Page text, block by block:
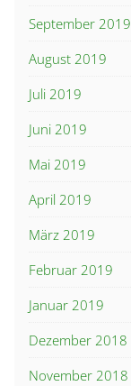
September 2019
August 2019
Juli 2019
Juni 2019
Mai 2019
April 2019
März 2019
Februar 2019
Januar 2019
Dezember 2018
November 2018